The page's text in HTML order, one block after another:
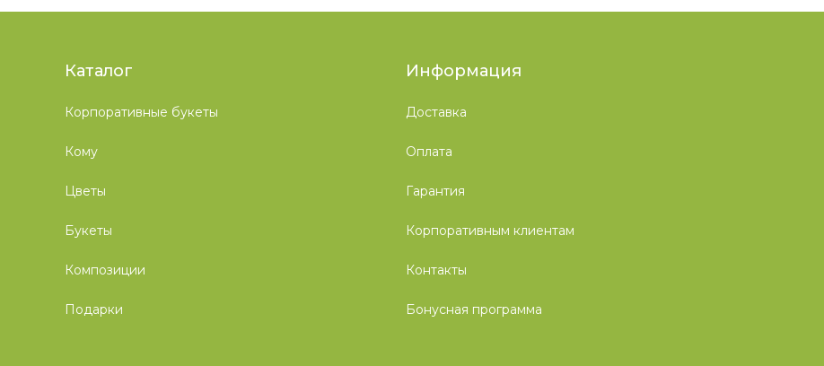
Каталог
Корпоративные букеты
Кому
Цветы
Букеты
Композиции
Подарки
Информация
Доставка
Оплата
Гарантия
Корпоративным клиентам
Контакты
Бонусная программа